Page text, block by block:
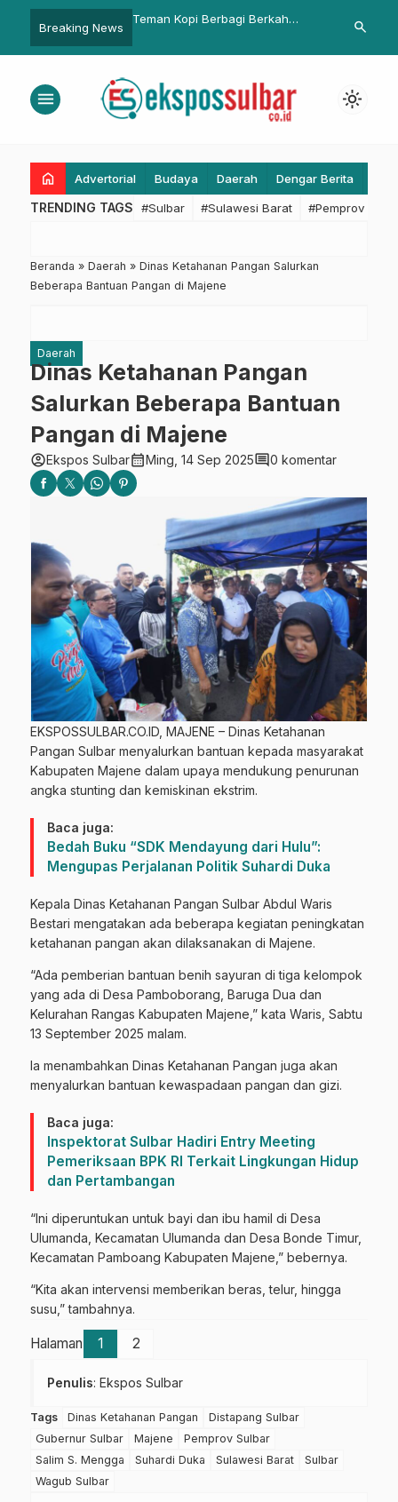
Breaking News
Teman Kopi Berbagi Berkah
Bersama
Bey
dan Kakao
search
menu light_mode
home Advertorial Budaya Daerah Dengar Berita
TRENDING TAGS #Sulbar #Sulawesi Barat #Pemprov
Beranda » Daerah » Dinas Ketahanan Pangan Salurkan
Beberapa Bantuan Pangan di Majene
Daerah
Dinas Ketahanan Pangan
Salurkan Beberapa Bantuan
Pangan di Majene
account_circleEkspos Sulbarcalendar_monthMing, 14 Sep 2025comment0 komentar
EKSPOSSULBAR.CO.ID, MAJENE – Dinas Ketahanan
Pangan Sulbar menyalurkan bantuan kepada masyarakat
Kabupaten Majene dalam upaya mendukung penurunan
angka stunting dan kemiskinan ekstrim.
Baca juga:
Bedah Buku “SDK Mendayung dari Hulu”:
Mengupas Perjalanan Politik Suhardi Duka
Kepala Dinas Ketahanan Pangan Sulbar Abdul Waris
Bestari mengatakan ada beberapa kegiatan peningkatan
ketahanan pangan akan dilaksanakan di Majene.
“Ada pemberian bantuan benih sayuran di tiga kelompok
yang ada di Desa Pamboborang, Baruga Dua dan
Kelurahan Rangas Kabupaten Majene,” kata Waris, Sabtu
13 September 2025 malam.
Ia menambahkan Dinas Ketahanan Pangan juga akan
menyalurkan bantuan kewaspadaan pangan dan gizi.
Baca juga:
Inspektorat Sulbar Hadiri Entry Meeting
Pemeriksaan BPK RI Terkait Lingkungan Hidup
dan Pertambangan
“Ini diperuntukan untuk bayi dan ibu hamil di Desa
Ulumanda, Kecamatan Ulumanda dan Desa Bonde Timur,
Kecamatan Pamboang Kabupaten Majene,” bebernya.
“Kita akan intervensi memberikan beras, telur, hingga
susu,” tambahnya.
Halaman 1 2
Penulis: Ekspos Sulbar
Tags Dinas Ketahanan Pangan
Distapang Sulbar
Gubernur Sulbar
Majene
Pemprov Sulbar
Salim S. Mengga
Suhardi Duka Sulawesi Barat
Sulbar
Wagub Sulbar